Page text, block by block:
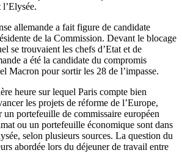
allemande a fait figure de candidate
de la Commission. Devant le blocage
se trouvaient les chefs d’Etat et de
a été la candidate du compromis
Macron pour sortir les 28 de l’impasse.
heure sur lequel Paris compte bien
les projets de réforme de l’Europe,
un portefeuille de commissaire européen
ou un portefeuille économique sont dans
selon plusieurs sources. La question du
abordée lors du déjeuner de travail entre